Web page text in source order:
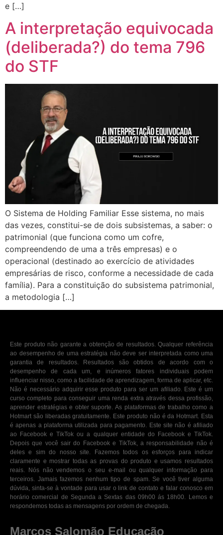
e […]
A interpretação equivocada
(deliberada?) do tema 796
do STF
O Sistema de Holding Familiar Esse sistema, no mais
das vezes, constitui-se de dois subsistemas, a saber: o
patrimonial (que funciona como um cofre,
compreendendo de uma a três empresas) e o
operacional (destinado ao exercício de atividades
empresárias de risco, conforme a necessidade de cada
família). Para a constituição do subsistema patrimonial,
a metodologia […]
Este produto não garante a obtenção de resultados. Qualquer referência
ao desempenho de uma estratégia não deve ser interpretada como uma
garantia de resultados. Resultados são obtidos de acordo com o
desempenho de cada um, e inúmeros fatores individuais podem
influenciar nisso, como a facilidade de aprendizagem, forma de aplicar, etc.
Não é necessário adquirir esse produto para ser um afiliado. Este é um
curso completo para conseguir uma renda extra através dessa profissão,
aprender estratégias e obter suporte. As plataformas de trabalho como a
Hotmart são liberadas gratuitamente. Este produto não é da Hotmart. Esta
é apenas a plataforma utilizada para pagamento. Este site não é afiliado
ao Facebook e TikTok ou a qualquer entidade do Facebook e TikTok.
Depois que você sair do Facebook e TikTok, a responsabilidade não é
deles e sim do nosso site. Fazemos todos os esforços para indicar
claramente e mostrar todas as provas do produto e usamos resultados
reais. Nós não vendemos o seu e-mail ou qualquer informação para
terceiros. Jamais fazemos nenhum tipo de spam. Se você tiver alguma
dúvida, sinta-se à vontade para usar o link de contato e falar conosco em
horário comercial de Segunda a Sextas das 09h00 ás 18h00. Lemos e
respondemos todas as mensagens por ordem de chegada.
Marcos Salomão Educação